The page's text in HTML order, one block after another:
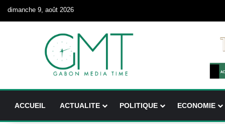
dimanche 9, août 2026
ACCUEIL ACTUALITE POLITIQUE ECONOMIE